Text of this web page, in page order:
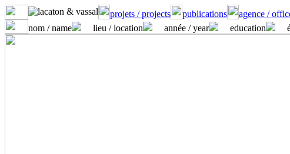
projets / projects publications agence /
nom / name
lieu / location année / year education